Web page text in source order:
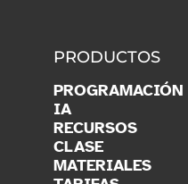
PRODUCTOS
PROGRAMACIÓN
IA
RECURSOS
CLASE
MATERIALES